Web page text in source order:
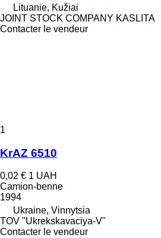
Lituanie, Kužiai
JOINT STOCK COMPANY KASLITA
Contacter le vendeur
1
KrAZ 6510
0,02 € 1 UAH
Camion-benne
1994
Ukraine, Vinnytsia
TOV "Ukrekskavaciya-V"
Contacter le vendeur